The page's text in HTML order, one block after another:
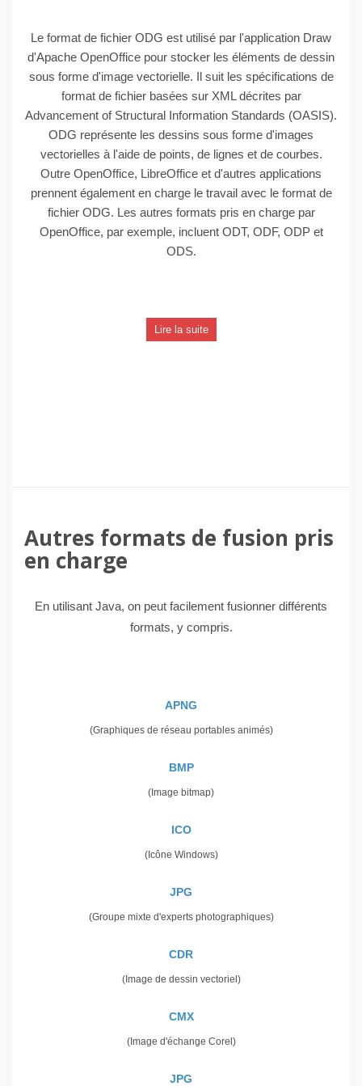
Le format de fichier ODG est utilisé par l'application Draw
d'Apache OpenOffice pour stocker les éléments de dessin
sous forme d'image vectorielle. Il suit les spécifications de
format de fichier basées sur XML décrites par
Advancement of Structural Information Standards (OASIS).
ODG représente les dessins sous forme d'images
vectorielles à l'aide de points, de lignes et de courbes.
Outre OpenOffice, LibreOffice et d'autres applications
prennent également en charge le travail avec le format de
fichier ODG. Les autres formats pris en charge par
OpenOffice, par exemple, incluent ODT, ODF, ODP et
ODS.
Lire la suite
Autres formats de fusion pris
en charge
En utilisant Java, on peut facilement fusionner différents
formats, y compris.
APNG
(Graphiques de réseau portables animés)
BMP
(Image bitmap)
ICO
(Icône Windows)
JPG
(Groupe mixte d'experts photographiques)
CDR
(Image de dessin vectoriel)
CMX
(Image d'échange Corel)
JPG